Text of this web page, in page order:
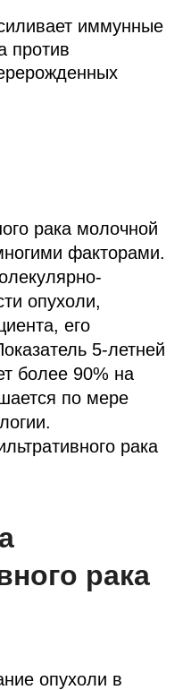
иммунные
против
рака молочной
факторами.
опухоли,
его
5-летней
более 90% на
по мере
рака
опухоли в